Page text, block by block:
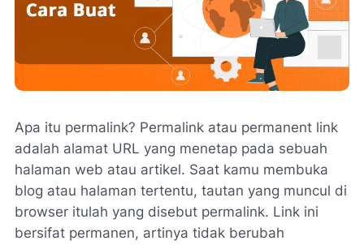
Apa itu permalink? Permalink atau permanent link
adalah alamat URL yang menetap pada sebuah
halaman web atau artikel. Saat kamu membuka
blog atau halaman tertentu, tautan yang muncul di
browser itulah yang disebut permalink. Link ini
bersifat permanen, artinya tidak berubah